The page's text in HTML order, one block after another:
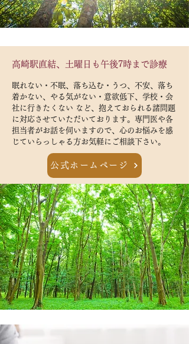
高崎駅直結、土曜日も午後7時まで診療
眠れない・不眠、落ち込む・うつ、不安、落ち
着かない、やる気がない・意欲低下、学校・会
社に行きたくない など、抱えておられる諸問題
に対応させていただいております。専門医や各
担当者がお話を伺いますので、心のお悩みを感
じていらっしゃる方お気軽にご相談下さい。
公式ホームページ